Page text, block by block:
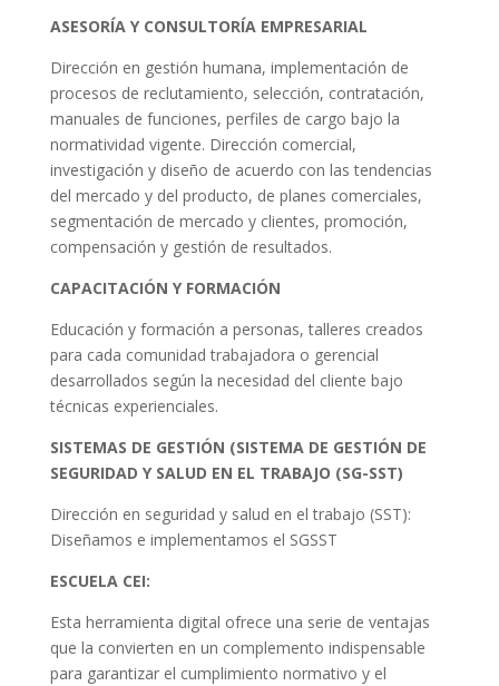
ASESORÍA Y CONSULTORÍA EMPRESARIAL
Dirección en gestión humana, implementación de
procesos de reclutamiento, selección, contratación,
manuales de funciones, perfiles de cargo bajo la
normatividad vigente. Dirección comercial,
investigación y diseño de acuerdo con las tendencias
del mercado y del producto, de planes comerciales,
segmentación de mercado y clientes, promoción,
compensación y gestión de resultados.
CAPACITACIÓN Y FORMACIÓN
Educación y formación a personas, talleres creados
para cada comunidad trabajadora o gerencial
desarrollados según la necesidad del cliente bajo
técnicas experienciales.
SISTEMAS DE GESTIÓN (SISTEMA DE GESTIÓN DE
SEGURIDAD Y SALUD EN EL TRABAJO (SG-SST)
Dirección en seguridad y salud en el trabajo (SST):
Diseñamos e implementamos el SGSST
ESCUELA CEI:
Esta herramienta digital ofrece una serie de ventajas
que la convierten en un complemento indispensable
para garantizar el cumplimiento normativo y el